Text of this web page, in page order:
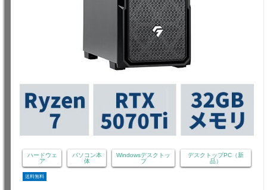
ハードウェ
ア
パソコン本
体
Windowsデスクトッ
プ
デスクトップPC（新
品）
送料無料